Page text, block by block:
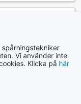
Vi använder inte
Klicka på här